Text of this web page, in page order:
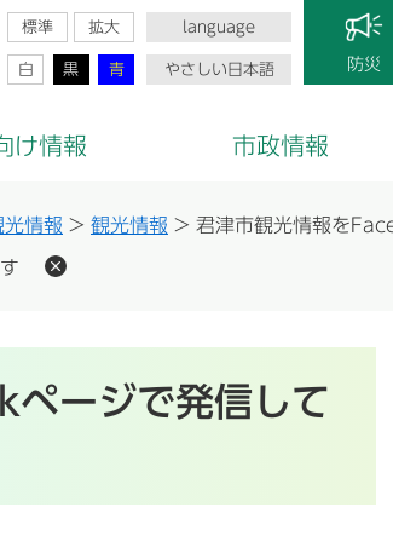
標準 拡大
白 黒 青
language
やさしい日本語 防災
け情報 市政情報
光情報 > 観光情報 > 君津市観光情報を
ージで発信して